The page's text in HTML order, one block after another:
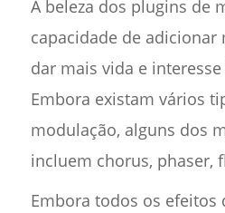
A beleza dos plugins de
capacidade de
dar mais vida e
Embora existam vários
modulação, alguns dos
incluem chorus, phaser,
Embora todos os efeitos